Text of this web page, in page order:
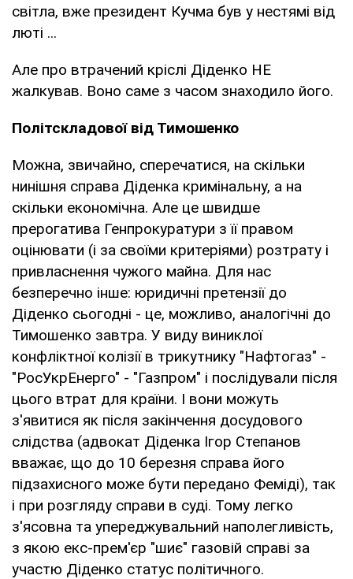
світла, вже президент Кучма був у нестямі від
люті ...
Але про втрачений кріслі Діденко НЕ
жалкував. Воно саме з часом знаходило його.
Політскладової від Тимошенко
Можна, звичайно, сперечатися, на скільки
нинішня справа Діденка кримінальну, а на
скільки економічна. Але це швидше
прерогатива Генпрокуратури з її правом
оцінювати (і за своїми критеріями) розтрату і
привласнення чужого майна. Для нас
безперечно інше: юридичні претензії до
Діденко сьогодні - це, можливо, аналогічні до
Тимошенко завтра. У виду виниклої
конфліктної колізії в трикутнику "Нафтогаз" -
"РосУкрЕнерго" - "Газпром" і послідували після
цього втрат для країни. І вони можуть
з'явитися як після закінчення досудового
слідства (адвокат Діденка Ігор Степанов
вважає, що до 10 березня справа його
підзахисного може бути передано Феміді), так
і при розгляду справи в суді. Тому легко
з'ясовна та упереджувальний наполегливість,
з якою екс-прем'єр "шиє" газовій справі за
участю Діденко статус політичного.